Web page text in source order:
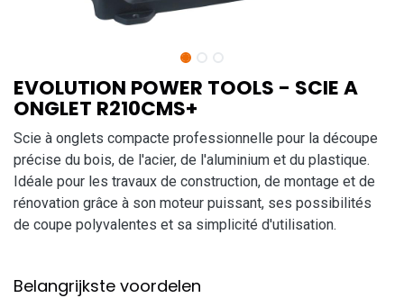
EVOLUTION POWER TOOLS - SCIE A
ONGLET R210CMS+
Scie à onglets compacte professionnelle pour la découpe
précise du bois, de l'acier, de l'aluminium et du plastique.
Idéale pour les travaux de construction, de montage et de
rénovation grâce à son moteur puissant, ses possibilités
de coupe polyvalentes et sa simplicité d'utilisation.
Belangrijkste voordelen